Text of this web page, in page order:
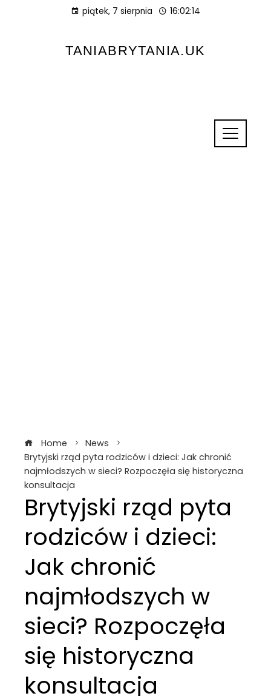
piątek, 7 sierpnia 16:02:14
TANIABRYTANIA.UK
Home
News
Brytyjski rząd pyta rodziców i dzieci: Jak chronić
najmłodszych w sieci? Rozpoczęła się historyczna
konsultacja
Brytyjski rząd pyta
rodziców i dzieci:
Jak chronić
najmłodszych w
sieci? Rozpoczęła
się historyczna
konsultacja